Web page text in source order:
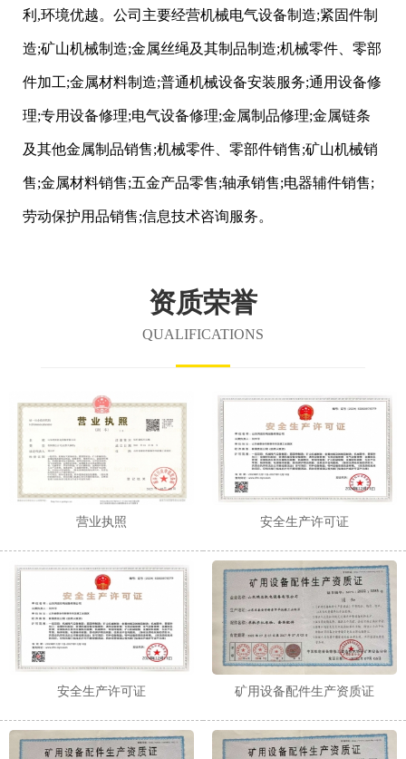
利,环境优越。公司主要经营机械电气设备制造;紧固件制
造;矿山机械制造;金属丝绳及其制品制造;机械零件、零部
件加工;金属材料制造;普通机械设备安装服务;通用设备修
理;专用设备修理;电气设备修理;金属制品修理;金属链条
及其他金属制品销售;机械零件、零部件销售;矿山机械销
售;金属材料销售;五金产品零售;轴承销售;电器辅件销售;
劳动保护用品销售;信息技术咨询服务。
资质荣誉
QUALIFICATIONS
营业执照 安全生产许可证
安全生产许可证 矿用设备配件生产资质证